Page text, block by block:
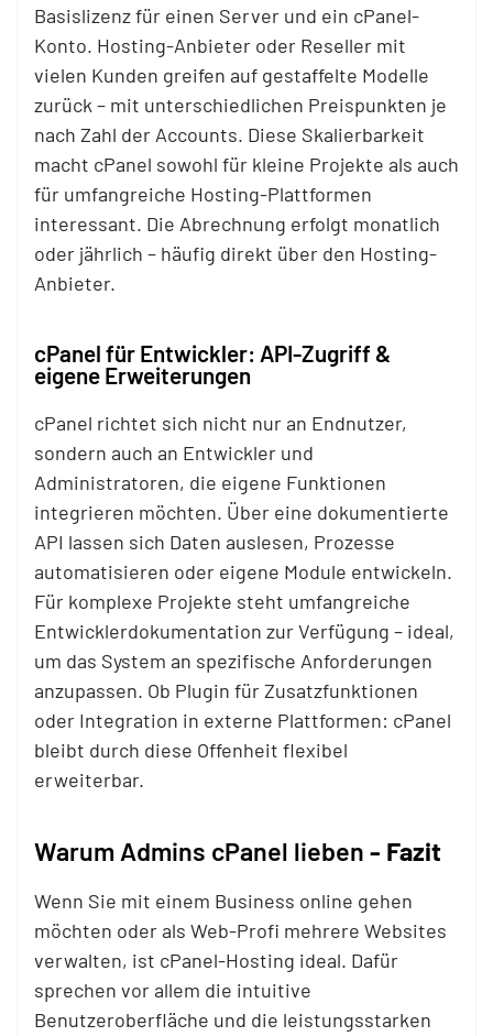
Basislizenz für einen Server und ein cPanel-
Konto. Hosting-Anbieter oder Reseller mit
vielen Kunden greifen auf gestaffelte Modelle
zurück – mit unterschiedlichen Preispunkten je
nach Zahl der Accounts. Diese Skalierbarkeit
macht cPanel sowohl für kleine Projekte als auch
für umfangreiche Hosting-Plattformen
interessant. Die Abrechnung erfolgt monatlich
oder jährlich – häufig direkt über den Hosting-
Anbieter.
cPanel für Entwickler: API-Zugriff &
eigene Erweiterungen
cPanel richtet sich nicht nur an Endnutzer,
sondern auch an Entwickler und
Administratoren, die eigene Funktionen
integrieren möchten. Über eine dokumentierte
API lassen sich Daten auslesen, Prozesse
automatisieren oder eigene Module entwickeln.
Für komplexe Projekte steht umfangreiche
Entwicklerdokumentation zur Verfügung – ideal,
um das System an spezifische Anforderungen
anzupassen. Ob Plugin für Zusatzfunktionen
oder Integration in externe Plattformen: cPanel
bleibt durch diese Offenheit flexibel
erweiterbar.
Warum Admins cPanel lieben - Fazit
Wenn Sie mit einem Business online gehen
möchten oder als Web-Profi mehrere Websites
verwalten, ist cPanel-Hosting ideal. Dafür
sprechen vor allem die intuitive
Benutzeroberfläche und die leistungsstarken